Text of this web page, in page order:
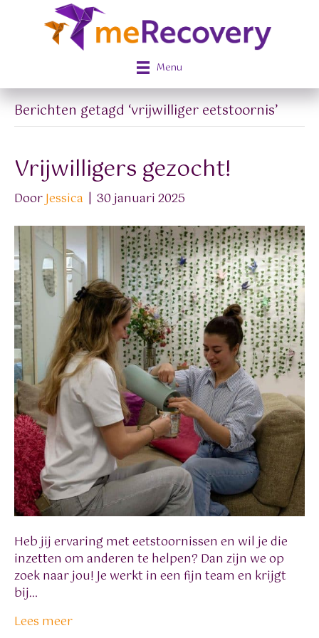
Menu
Berichten getagd ‘vrijwilliger eetstoornis’
Vrijwilligers gezocht!
DoorJessica | 30 januari 2025
Heb jij ervaring met eetstoornissen en wil je die
inzetten om anderen te helpen? Dan zijn we op
zoek naar jou! Je werkt in een fijn team en krijgt
bij…
Lees meer